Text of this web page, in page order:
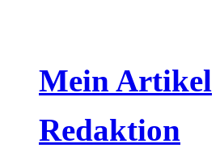
Mein Artikel
Redaktion